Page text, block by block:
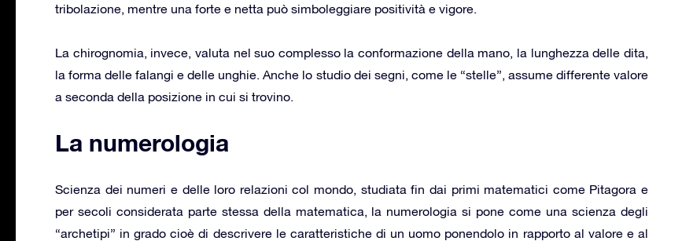
tribolazione, mentre una forte e netta può simboleggiare positività e vigore.
La chirognomia, invece, valuta nel suo complesso la conformazione della mano, la lunghezza delle dita,
la forma delle falangi e delle unghie. Anche lo studio dei segni, come le “stelle”, assume differente valore
a seconda della posizione in cui si trovino.
La numerologia
Scienza dei numeri e delle loro relazioni col mondo, studiata fin dai primi matematici come Pitagora e
per secoli considerata parte stessa della matematica, la numerologia si pone come una scienza degli
“archetipi” in grado cioè di descrivere le caratteristiche di un uomo ponendolo in rapporto al valore e al